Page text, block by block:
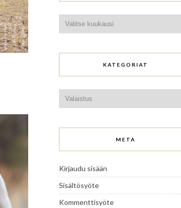
KATEGORIAT
META
Kirjaudu sisään
Sisältösyöte
Kommenttisyöte